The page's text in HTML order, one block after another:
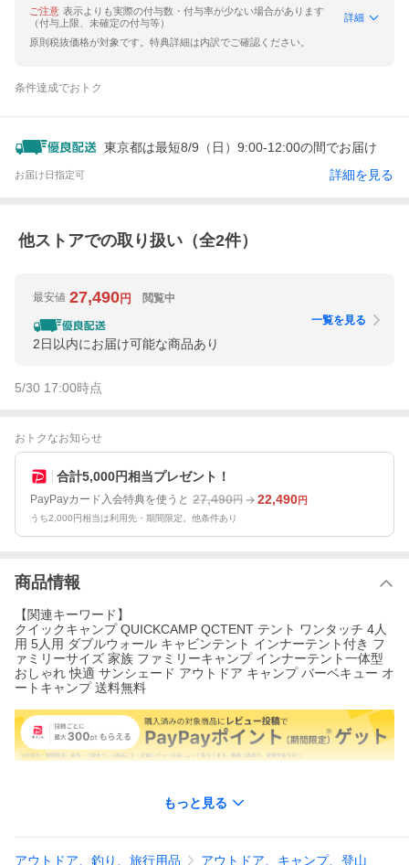
ご注意 表示よりも実際の付与数・付与率が少ない場合があります
（付与上限、未確定の付与等）
詳細
原則税抜価格が対象です。特典詳細は内訳でご確認ください。
条件達成でおトク
東京都は最短8/9（日）9:00-12:00の間でお届け
お届け日指定可 詳細を見る
他ストアでの取り扱い（全2件）
最安値 27,490円 閲覧中
2日以内にお届け可能な商品あり
一覧を見る
5/30 17:00時点
おトクなお知らせ
合計5,000円相当プレゼント！
PayPayカード入会特典を使うと 27,490円 22,490円
うち2,000円相当は利用先・期間限定。他条件あり
商品情報
【関連キーワード】
クイックキャンプ QUICKCAMP QCTENT テント ワンタッチ 4人
用 5人用 ダブルウォール キャビンテント インナーテント付き フ
ァミリーサイズ 家族 ファミリーキャンプ インナーテント一体型
おしゃれ 快適 サンシェード アウトドア キャンプ バーベキュー オ
ートキャンプ 送料無料
もっと見る
アウトドア、釣り、旅行用品 アウトドア、キャンプ、登山